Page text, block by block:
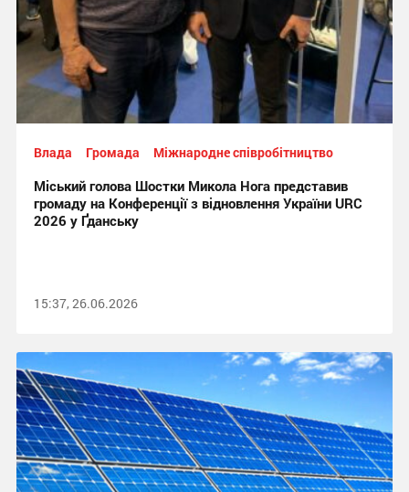
Влада Громада Міжнародне співробітництво
Міський голова Шостки Микола Нога представив
громаду на Конференції з відновлення України URC
2026 у Ґданську
15:37, 26.06.2026